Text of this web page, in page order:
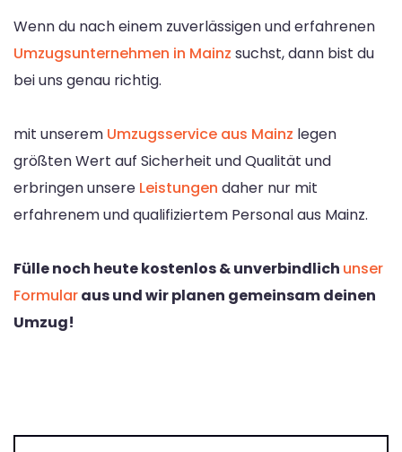
Wenn du nach einem zuverlässigen und erfahrenen
Umzugsunternehmen in Mainz suchst, dann bist du
bei uns genau richtig.
mit unserem Umzugsservice aus Mainz legen
größten Wert auf Sicherheit und Qualität und
erbringen unsere Leistungen daher nur mit
erfahrenem und qualifiziertem Personal aus Mainz.
Fülle noch heute kostenlos & unverbindlich unser
Formularaus und wir planen gemeinsam deinen
Umzug!